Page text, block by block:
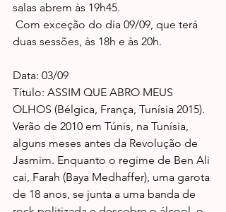
salas abrem às 19h45.
duas sessões, às 18h e às 20h.
Data: 03/09
Título: ASSIM QUE ABRO MEUS
OLHOS (Bélgica, França, Tunísia 2015).
Verão de 2010 em Túnis, na Tunísia,
alguns meses antes da Revolução de
Jasmim. Enquanto o regime de Ben Ali
cai, Farah (Baya Medhaffer), uma garota
de 18 anos, se junta a uma banda de